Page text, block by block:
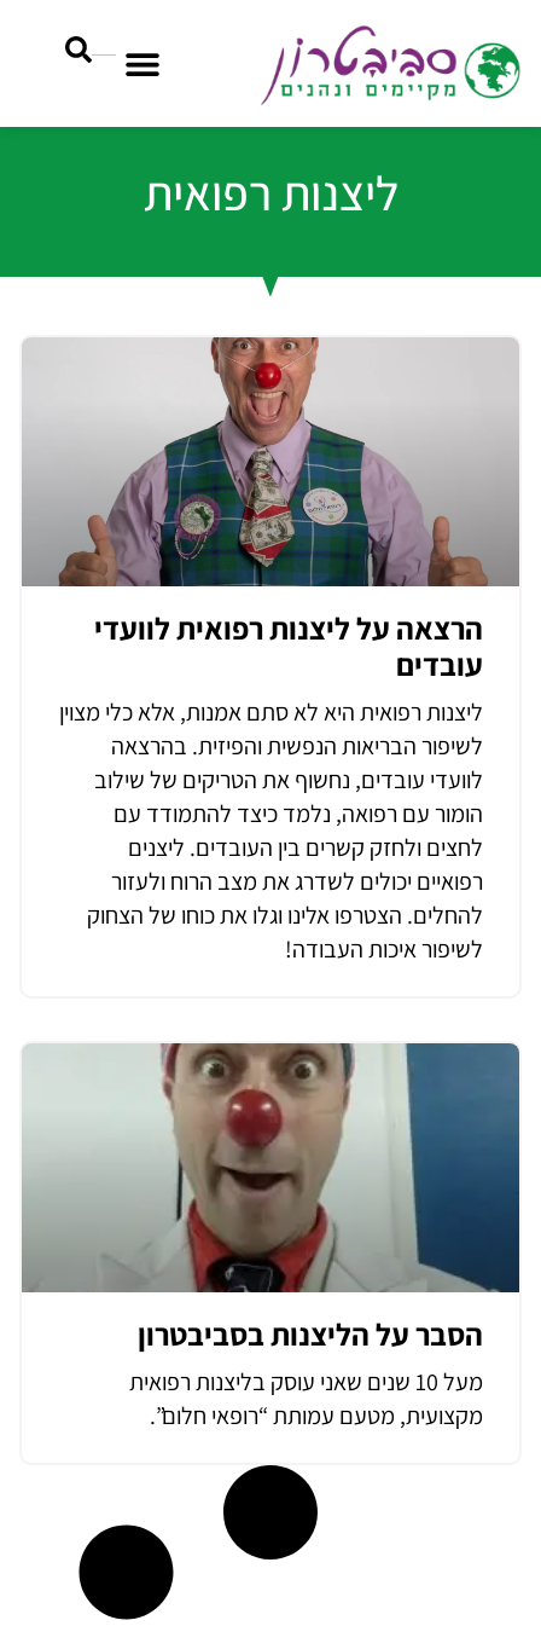
ליצנות רפואית
הרצאה על ליצנות רפואית לוועדי
עובדים
ליצנות רפואית היא לא סתם אמנות, אלא כלי מצוין
לשיפור הבריאות הנפשית והפיזית. בהרצאה
לוועדי עובדים, נחשוף את הטריקים של שילוב
הומור עם רפואה, נלמד כיצד להתמודד עם
לחצים ולחזק קשרים בין העובדים. ליצנים
רפואיים יכולים לשדרג את מצב הרוח ולעזור
להחלים. הצטרפו אלינו וגלו את כוחו של הצחוק
לשיפור איכות העבודה!
הסבר על הליצנות בסביבטרון
מעל 10 שנים שאני עוסק בליצנות רפואית
מקצועית, מטעם עמותת “רופאי חלום”.